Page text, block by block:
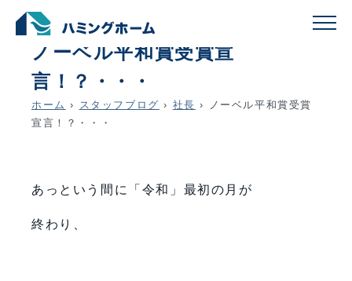
schedule
ノーベル平和賞受賞宣
言！？・・・
ホーム › スタッフブログ › 社長 ›
ノーベル平和賞受賞
宣言！？・・・
あっという間に「令和」最初の月が
終わり、